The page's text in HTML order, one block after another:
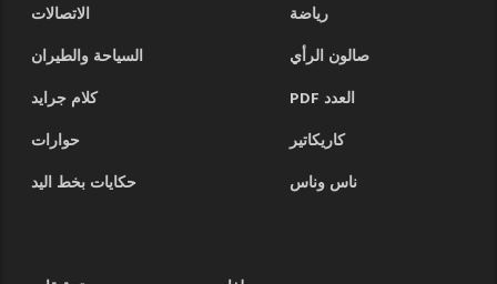
رياضة
الاتصالات
صالون الرأي
السياحة والطيران
العدد PDF
كلام جرايد
كاريكاتير
حوارات
ناس وناس
حكايات بخط اليد